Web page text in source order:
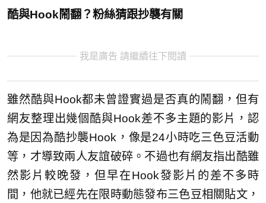
酷與Hook鬧翻？粉絲猜跟抄襲有關
我是廣告 請繼續往下閱讀
雖然酷與Hook都未曾證實過是否真的鬧翻，但有
網友整理出幾個酷與Hook差不多主題的影片，認
為是因為酷抄襲Hook，像是24小時吃三色豆活動
等，才導致兩人友誼破碎。不過也有網友指出酷雖
然影片較晚發，但早在Hook發影片的差不多時
間，他就已經先在限時動態發布三色豆相關貼文，